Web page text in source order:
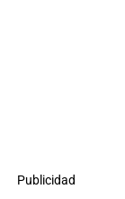
Publicidad